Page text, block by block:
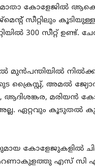
കോളേജിൽ
സീറ്റിലും
300 സീറ്റ് ഉണ്ട്.
മുൻപന്തിയിൽ
ക്രൈസ്റ്റ്, അമൽ
മരിയൻ
അല്ല. ഏറ്റവും കൂടുതൽ
കോളേജുകളിൽ
എസ് സി